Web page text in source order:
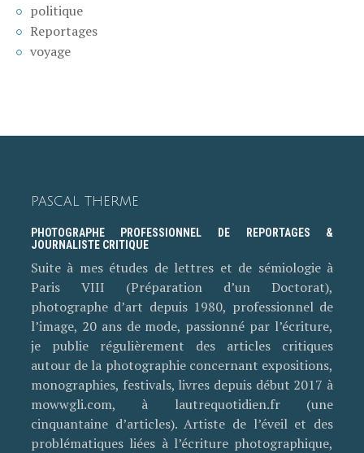
politique
Reportages
voyage
PASCAL THERME
PHOTOGRAPHE PROFESSIONNEL DE REPORTAGES &
JOURNALISTE CRITIQUE
Suite à mes études de lettres et de sémiologie à
Paris VIII (Préparation d’un Doctorat),
photographe d’art depuis 1980, professionnel de
l’image, 20 ans de mode, passionné par l’écriture,
je publie régulièrement des articles critiques
autour de la photographie concernant expositions,
monographies, festivals, livres depuis début 2017 à
mowwgli.com, à lautrequotidien.fr (une
cinquantaine d’articles). Artiste de l’éveil et des
problématiques liées à l’écriture photographique,